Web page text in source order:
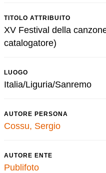
TITOLO ATTRIBUITO
XV Festival della
catalogatore)
LUOGO
Italia/Liguria/Sanremo
AUTORE PERSONA
Cossu, Sergio
AUTORE ENTE
Publifoto